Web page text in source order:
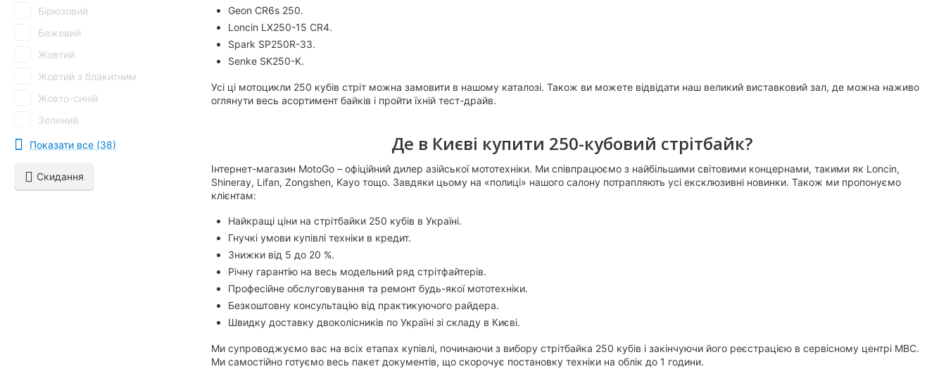
Geon CR6s 250.
Loncin LX250-15 CR4.
Spark SP250R-33.
Senke SK250-K.
Усі ці мотоцикли 250 кубів стріт можна замовити в нашому каталозі. Також ви можете відвідати наш великий виставковий зал, де можна наживо
оглянути весь асортимент байків і пройти їхній тест-драйв.
Де в Києві купити 250-кубовий стрітбайк?
Інтернет-магазин MotoGo – офіційний дилер азійської мототехніки. Ми співпрацюємо з найбільшими світовими концернами, такими як Loncin,
Shineray, Lifan, Zongshen, Kayo тощо. Завдяки цьому на «полиці» нашого салону потрапляють усі ексклюзивні новинки. Також ми пропонуємо
клієнтам:
Найкращі ціни на стрітбайки 250 кубів в Україні.
Гнучкі умови купівлі техніки в кредит.
Знижки від 5 до 20 %.
Річну гарантію на весь модельний ряд стрітфайтерів.
Професійне обслуговування та ремонт будь-якої мототехніки.
Безкоштовну консультацію від практикуючого райдера.
Швидку доставку двоколісників по Україні зі складу в Києві.
Ми супроводжуємо вас на всіх етапах купівлі, починаючи з вибору стрітбайка 250 кубів і закінчуючи його реєстрацією в сервісному центрі МВС.
Ми самостійно готуємо весь пакет документів, що скорочує постановку техніки на облік до 1 години.
Бірюзовий
Бежевий
Жовтий
Жовтий з блакитним
Жовто-синій
Зелений
Зелено-чорний
Кавово-матовий
Показати все (38)
Скидання